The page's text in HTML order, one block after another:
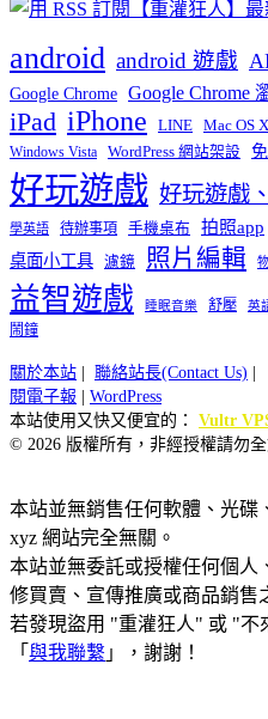
android android 遊戲
Google Chrome Google Chrome
iPad iPhone LINE Mac OS X
Windows Vista WordPress 網站架設
好玩遊戲 好玩遊戲
學英語 待辦事項 手機桌布 拍照app
桌面小工具 濾鏡 照片編輯
益智遊戲 睡眠音樂 舒壓 英
鬧鐘
關於本站 | 聯絡站長(Contact Us) |
閱電子報 | WordPress
本站使用又快又便宜的： Vultr
© 2026 版權所有，非經授權請勿
本站並無銷售任何軟體、光碟
xyz 網站完全無關。
本站並無委託或授權任何個人
修買賣、宣傳推廣或商品銷售
若發現盜用 "重灌狂人" 或 "不
「 與我聯繫 」，謝謝！